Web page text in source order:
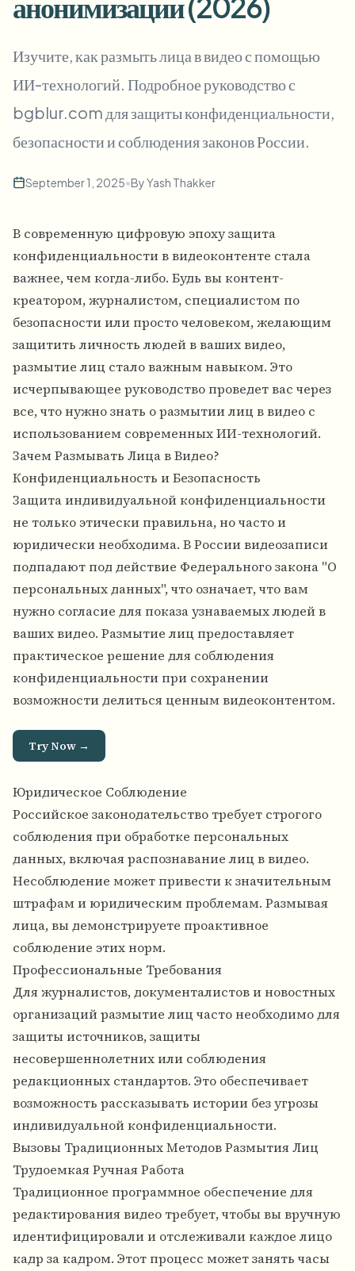
Замена лица - Видео
Видеоаналитика
Обработайте много роликов за один раз
Пакетное размытие лиц
Размыть что угодно
Корпоративные зоны, политики и проверка
API и SDK
Автоматизация загрузок, задач и вебхуков
Форма обратной связи
Видеоаналитика
Пакетное удаление фона
Изучите, как размыть лица в видео с помощью
ИИ-технологий. Подробное руководство с
bgblur.com для защиты конфиденциальности,
безопасности и соблюдения законов России.
September 1, 2025•ByYash Thakker
В современную цифровую эпоху защита
конфиденциальности в видеоконтенте стала
важнее, чем когда-либо. Будь вы контент-
креатором, журналистом, специалистом по
безопасности или просто человеком, желающим
защитить личность людей в ваших видео,
размытие лиц стало важным навыком. Это
исчерпывающее руководство проведет вас через
все, что нужно знать о размытии лиц в видео с
использованием современных ИИ-технологий.
Зачем Размывать Лица в Видео?
Конфиденциальность и Безопасность
Защита индивидуальной конфиденциальности
не только этически правильна, но часто и
юридически необходима. В России видеозаписи
подпадают под действие Федерального закона "О
персональных данных", что означает, что вам
нужно согласие для показа узнаваемых людей в
ваших видео. Размытие лиц предоставляет
практическое решение для соблюдения
конфиденциальности при сохранении
возможности делиться ценным видеоконтентом.
Try Now →
Юридическое Соблюдение
Российское законодательство требует строгого
соблюдения при обработке персональных
данных, включая распознавание лиц в видео.
Несоблюдение может привести к значительным
штрафам и юридическим проблемам. Размывая
лица, вы демонстрируете проактивное
соблюдение этих норм.
Профессиональные Требования
Для журналистов, документалистов и новостных
организаций размытие лиц часто необходимо для
защиты источников, защиты
несовершеннолетних или соблюдения
редакционных стандартов. Это обеспечивает
возможность рассказывать истории без угрозы
индивидуальной конфиденциальности.
Вызовы Традиционных Методов Размытия Лиц
Трудоемкая Ручная Работа
Традиционное программное обеспечение для
редактирования видео требует, чтобы вы вручную
идентифицировали и отслеживали каждое лицо
кадр за кадром. Этот процесс может занять часы